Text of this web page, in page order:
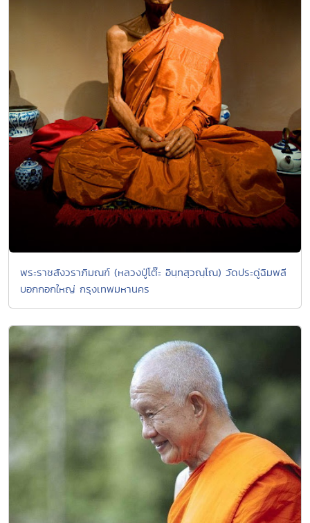
พระราชสังวราภิมณฑ์ (หลวงปู่โต๊ะ อินฺทสุวณฺโณ) วัดประดู่ฉิมพลี
บอกกอกใหญ่ กรุงเทพมหานคร